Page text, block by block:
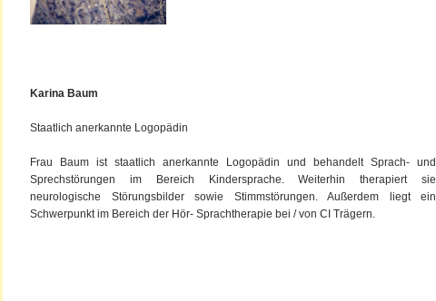
Karina Baum
Staatlich anerkannte Logopädin
Frau Baum ist staatlich anerkannte Logopädin und behandelt Sprach- und
Sprechstörungen im Bereich Kindersprache. Weiterhin therapiert sie
neurologische Störungsbilder sowie Stimmstörungen. Außerdem liegt ein
Schwerpunkt im Bereich der Hör- Sprachtherapie bei / von CI Trägern.